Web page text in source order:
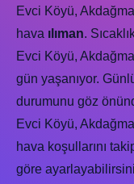
Evci Köyü,
hava ılıman.
Evci Köyü,
gün yaşanıyor.
durumunu göz
Evci Köyü,
hava koşullarını
göre